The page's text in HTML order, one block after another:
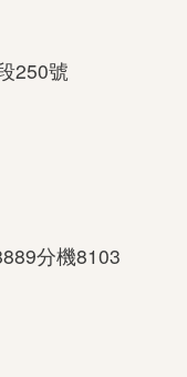
250號
分機8103